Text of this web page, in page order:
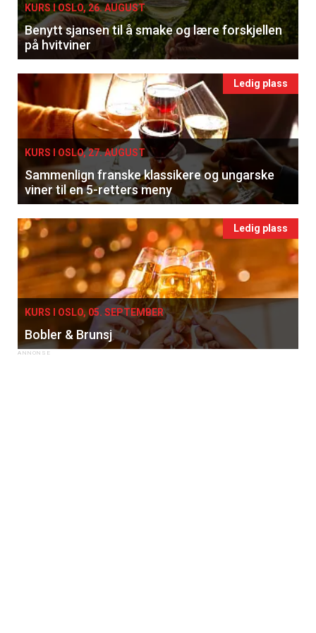
KURS I OSLO, 26. AUGUST
Benytt sjansen til å smake og lære forskjellen
på hvitviner
Ledig plass
KURS I OSLO, 27. AUGUST
Sammenlign franske klassikere og ungarske
viner til en 5-retters meny
Ledig plass
KURS I OSLO, 05. SEPTEMBER
Bobler & Brunsj